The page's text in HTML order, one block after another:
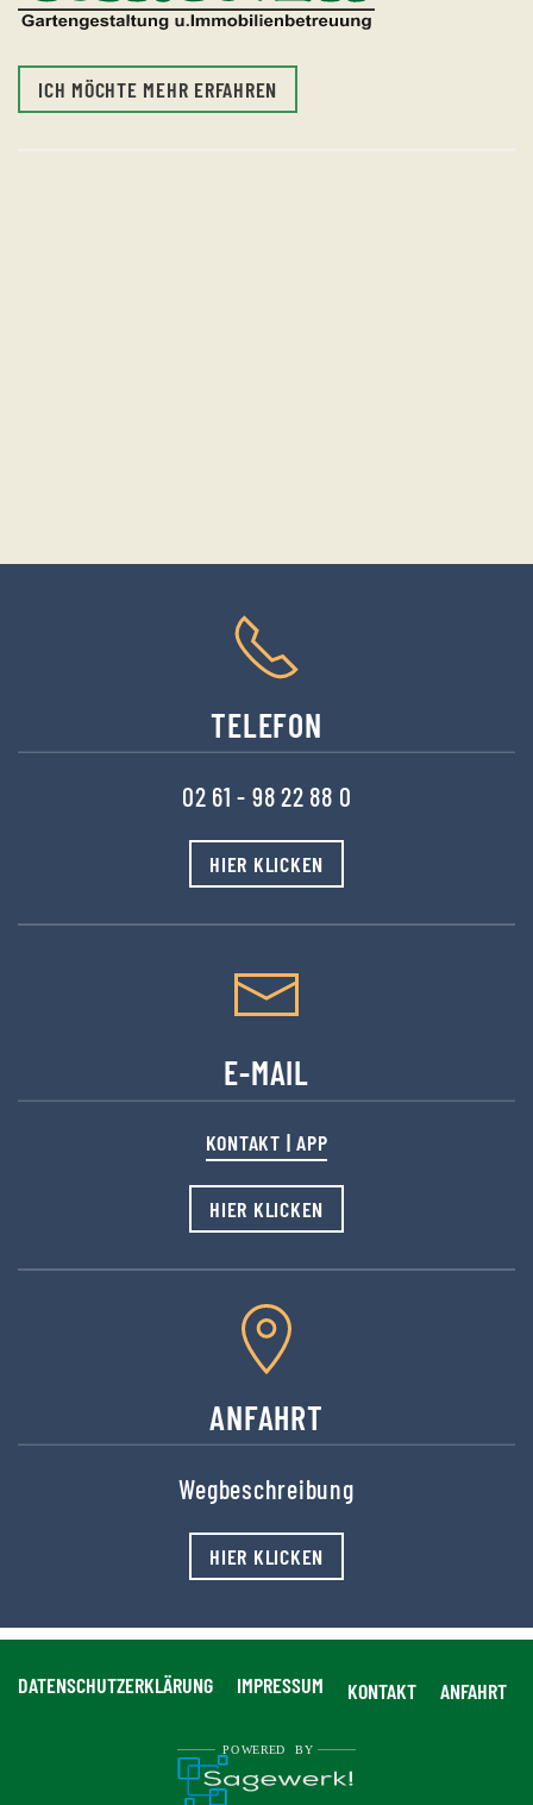
ICH MÖCHTE MEHR ERFAHREN
TELEFON
02 61 - 98 22 88 0
HIER KLICKEN
E-MAIL
KONTAKT | APP
HIER KLICKEN
ANFAHRT
Wegbeschreibung
HIER KLICKEN
DATENSCHUTZERKLÄRUNG IMPRESSUM KONTAKT ANFAHRT